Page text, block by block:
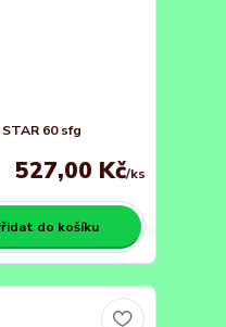
STAR 60 sfg
527,00 Kč/ks
do košíku